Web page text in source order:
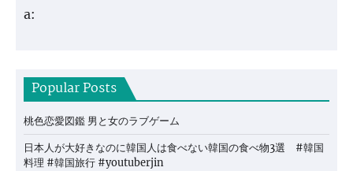
a:
Popular Posts
桃色恋愛図鑑 男と女のラブゲーム
日本人が大好きなのに韓国人は食べない韓国の食べ物3選 #韓国
料理 #韓国旅行 #youtuberjin